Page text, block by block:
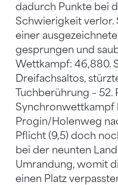
dadurch Punkte bei
Schwierigkeit verlor.
einer
gesprungen und
Wettkampf: 46,880.
Dreifachsaltos,
Tuchberührung – 52.
Synchronwettkampf
Progin/Holenweg
Pflicht (9,5) doch
bei der neunten
Umrandung, womit
einen Platz